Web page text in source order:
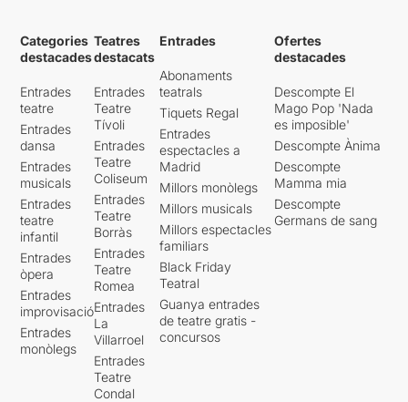
Categories
destacades
Entrades
teatre
Entrades
dansa
Entrades
musicals
Entrades
teatre
infantil
Entrades
òpera
Entrades
improvisació
Entrades
monòlegs
Teatres
destacats
Entrades
Teatre
Tívoli
Entrades
Teatre
Coliseum
Entrades
Teatre
Borràs
Entrades
Teatre
Romea
Entrades
La
Villarroel
Entrades
Teatre
Condal
Entrades
Abonaments
teatrals
Tiquets Regal
Entrades
espectacles a
Madrid
Millors monòlegs
Millors musicals
Millors espectacles
familiars
Black Friday
Teatral
Guanya entrades
de teatre gratis -
concursos
Ofertes
destacades
Descompte El
Mago Pop 'Nada
es imposible'
Descompte Ànima
Descompte
Mamma mia
Descompte
Germans de sang